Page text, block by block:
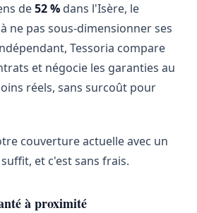
de52 % dans l'Isère, le
ne pas sous-dimensionner ses
Tessoria compare
et négocie les garanties au
réels, sans surcoût pour
couverture actuelle avec un
et c'est sans frais.
à proximité